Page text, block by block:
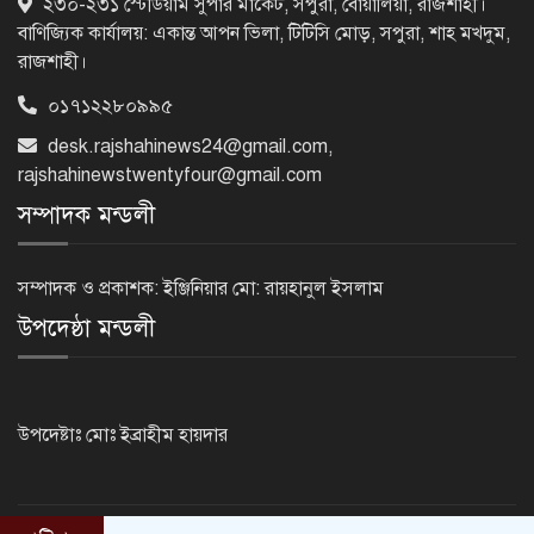
অধিবেশন
আহ্বান এমপি জামালের
বাণিজ্যিক কার্যালয়: একান্ত আপন ভিলা, টিটিসি মোড়, সপুরা, শাহ মখদুম,
রাজশাহী।
০১৭১২২৮০৯৯৫
desk.rajshahinews24@gmail.com,
rajshahinewstwentyfour@gmail.com
সম্পাদক মন্ডলী
সম্পাদক ও প্রকাশক: ইঞ্জিনিয়ার মো: রায়হানুল ইসলাম
উপদেষ্ঠা মন্ডলী
উপদেষ্টাঃ মোঃ ইব্রাহীম হায়দার